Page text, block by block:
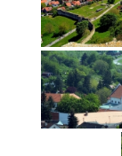
pripomienkové
konania
dobrá